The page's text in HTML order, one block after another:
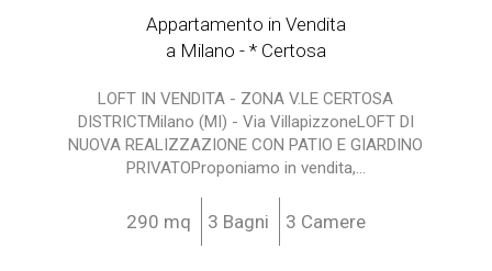
Appartamento in Vendita
a Milano - * Certosa
LOFT IN VENDITA - ZONA V.LE CERTOSA
DISTRICTMilano (MI) - Via VillapizzoneLOFT DI
NUOVA REALIZZAZIONE CON PATIO E GIARDINO
PRIVATOProponiamo in vendita,...
290 mq 3 Bagni 3 Camere